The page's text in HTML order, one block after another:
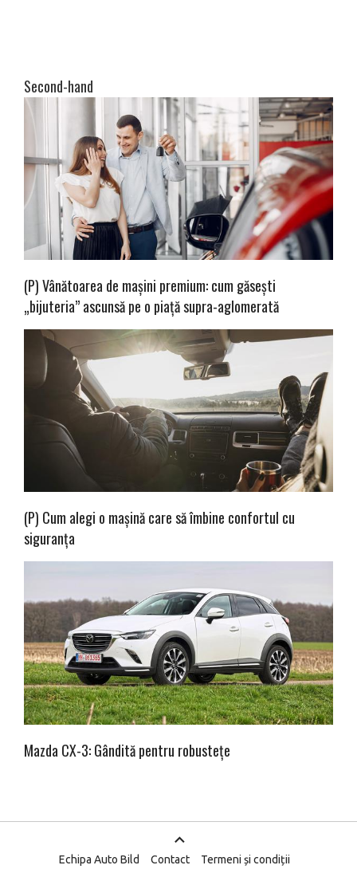
Second-hand
(P) Vânătoarea de mașini premium: cum găsești
„bijuteria” ascunsă pe o piață supra-aglomerată
(P) Cum alegi o mașină care să îmbine confortul cu
siguranța
Mazda CX-3: Gândită pentru robustețe
Echipa Auto Bild Contact
Termeni și condiții